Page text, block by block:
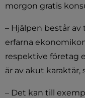
morgon gratis
– Hjälpen består
erfarna
respektive företag
är av akut karaktär,
– Det kan till